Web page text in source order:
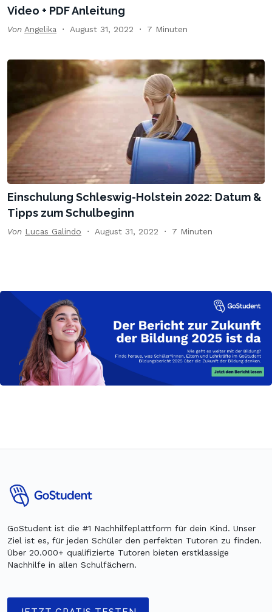
Video + PDF Anleitung
Von Angelika August 31, 2022 7 Minuten
Einschulung Schleswig-Holstein 2022: Datum &
Tipps zum Schulbeginn
Von Lucas Galindo August 31, 2022 7 Minuten
GoStudent ist die #1 Nachhilfeplattform für dein Kind. Unser
Ziel ist es, für jeden Schüler den perfekten Tutoren zu finden.
Über 20.000+ qualifizierte Tutoren bieten erstklassige
Nachhilfe in allen Schulfächern.